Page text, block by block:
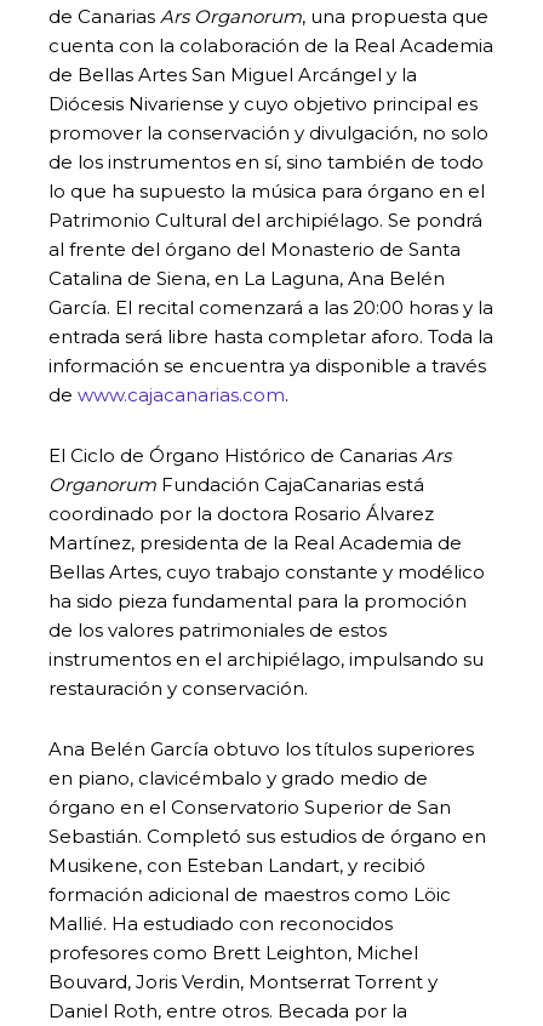
de Canarias Ars Organorum, una propuesta que
cuenta con la colaboración de la Real Academia
de Bellas Artes San Miguel Arcángel y la
Diócesis Nivariense y cuyo objetivo principal es
promover la conservación y divulgación, no solo
de los instrumentos en sí, sino también de todo
lo que ha supuesto la música para órgano en el
Patrimonio Cultural del archipiélago. Se pondrá
al frente del órgano del Monasterio de Santa
Catalina de Siena, en La Laguna, Ana Belén
García. El recital comenzará a las 20:00 horas y la
entrada será libre hasta completar aforo. Toda la
información se encuentra ya disponible a través
de www.cajacanarias.com.
El Ciclo de Órgano Histórico de Canarias Ars
Organorum Fundación CajaCanarias está
coordinado por la doctora Rosario Álvarez
Martínez, presidenta de la Real Academia de
Bellas Artes, cuyo trabajo constante y modélico
ha sido pieza fundamental para la promoción
de los valores patrimoniales de estos
instrumentos en el archipiélago, impulsando su
restauración y conservación.
Ana Belén García obtuvo los títulos superiores
en piano, clavicémbalo y grado medio de
órgano en el Conservatorio Superior de San
Sebastián. Completó sus estudios de órgano en
Musikene, con Esteban Landart, y recibió
formación adicional de maestros como Löic
Mallié. Ha estudiado con reconocidos
profesores como Brett Leighton, Michel
Bouvard, Joris Verdin, Montserrat Torrent y
Daniel Roth, entre otros. Becada por la